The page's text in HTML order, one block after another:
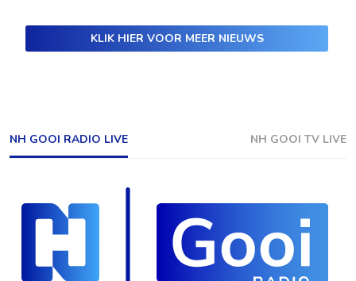
KLIK HIER VOOR MEER NIEUWS
NH GOOI RADIO LIVE NH GOOI TV LIVE